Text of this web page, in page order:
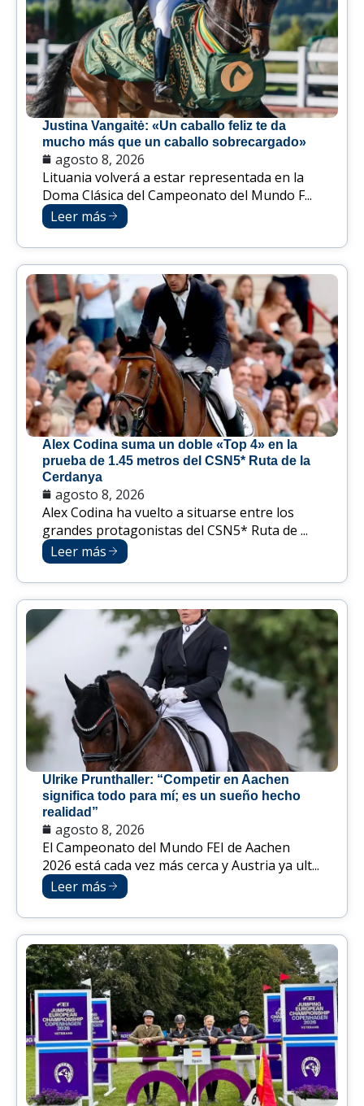
Justina Vangaitė: «Un caballo feliz te da
mucho más que un caballo sobrecargado»
agosto 8, 2026
Lituania volverá a estar representada en la
Doma Clásica del Campeonato del Mundo F...
Leer más
Alex Codina suma un doble «Top 4» en la
prueba de 1.45 metros del CSN5* Ruta de la
Cerdanya
agosto 8, 2026
Alex Codina ha vuelto a situarse entre los
grandes protagonistas del CSN5* Ruta de ...
Leer más
Ulrike Prunthaller: “Competir en Aachen
significa todo para mí; es un sueño hecho
realidad”
agosto 8, 2026
El Campeonato del Mundo FEI de Aachen
2026 está cada vez más cerca y Austria ya ult...
Leer más